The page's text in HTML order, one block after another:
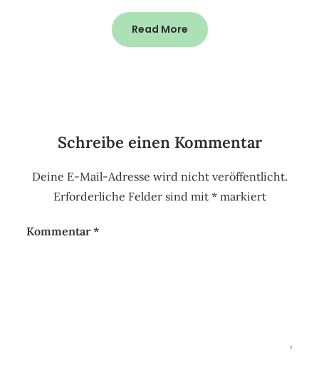
Read More
Schreibe einen Kommentar
Deine E-Mail-Adresse wird nicht veröffentlicht.
Erforderliche Felder sind mit *markiert
Kommentar*